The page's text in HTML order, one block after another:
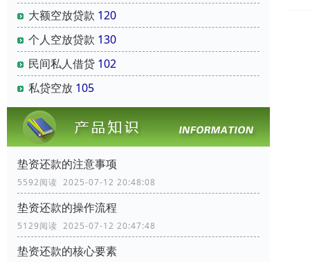
大额空放贷款 120
个人空放贷款 130
民间私人借贷 102
私贷空放 105
垫资还款的注意事项
5592阅读 2025-07-12 20:48:08
垫资还款的操作流程
5129阅读 2025-07-12 20:47:48
垫资还款的核心要素